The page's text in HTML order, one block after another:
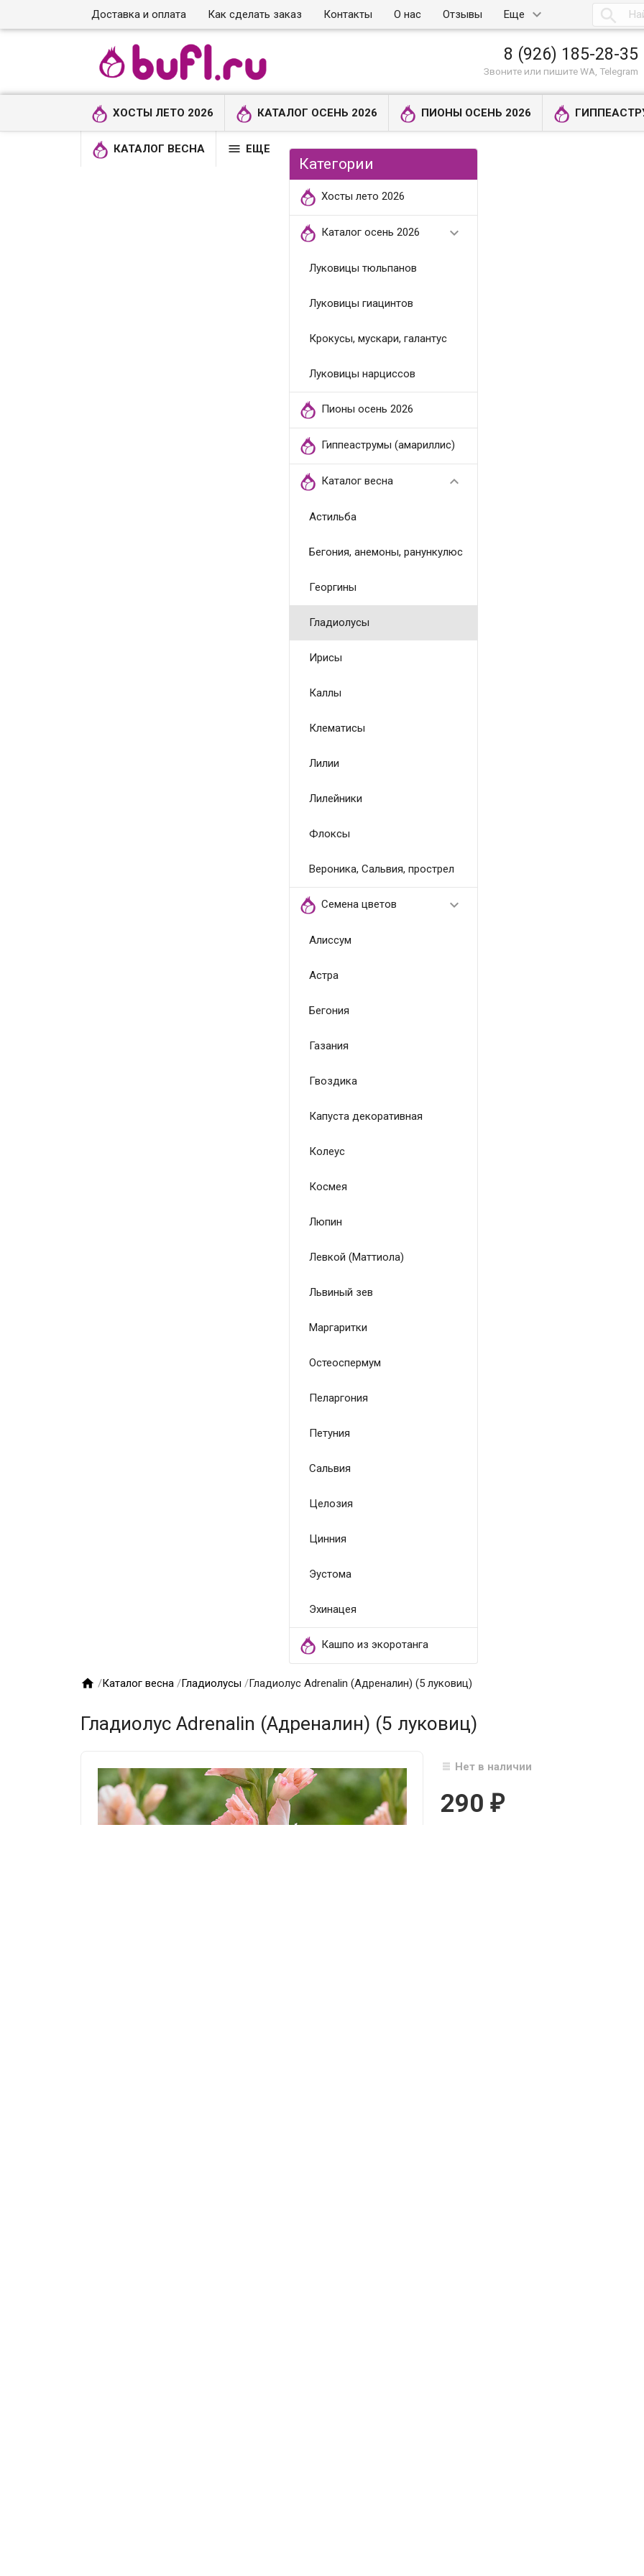
Доставка и оплата Как сделать заказ Контакты О нас Отзывы Еще 
8 (926) 185-28-35
Звоните или пишите WA, Telegram
ХОСТЫ ЛЕТО 2026 КАТАЛОГ ОСЕНЬ 2026 ПИОНЫ ОСЕНЬ 2026
КАТАЛОГ ВЕСНА  ЕЩЕ
Категории
Хосты лето 2026
Каталог осень 2026 
Луковицы тюльпанов
Луковицы гиацинтов
Крокусы, мускари, галантус
Луковицы нарциссов
Пионы осень 2026
Гиппеаструмы (амариллис)
Каталог весна 
Астильба
Бегония, анемоны, ранункулюс
Георгины
Гладиолусы
Ирисы
Каллы
Клематисы
Лилии
Лилейники
Флоксы
Вероника, Сальвия, прострел
Семена цветов 
Алиссум
Астра
Бегония
Газания
Гвоздика
Капуста декоративная
Колеус
Космея
Люпин
Левкой (Маттиола)
Львиный зев
Маргаритки
Остеоспермум
Пеларгония
Петуния
Сальвия
Целозия
Цинния
Эустома
Эхинацея
Кашпо из экоротанга
 /Каталог весна /Гладиолусы /Гладиолус Adrenalin (Адреналин) (5 луковиц)
Гладиолус Adrenalin (Адреналин) (5 луковиц)
Нет в наличии
290 ₽